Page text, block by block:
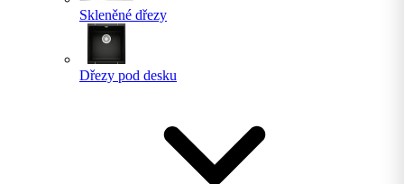
Skleněné dřezy
Dřezy pod desku